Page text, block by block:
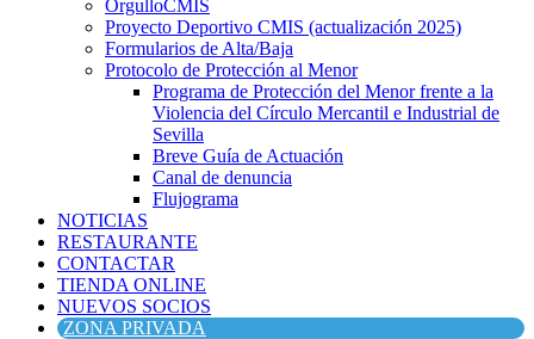
OrgulloCMIS
Proyecto Deportivo CMIS (actualización 2025)
Formularios de Alta/Baja
Protocolo de Protección al Menor
Programa de Protección del Menor frente a la
Violencia del Círculo Mercantil e Industrial de
Sevilla
Breve Guía de Actuación
Canal de denuncia
Flujograma
NOTICIAS
RESTAURANTE
CONTACTAR
TIENDA ONLINE
NUEVOS SOCIOS
ZONA PRIVADA